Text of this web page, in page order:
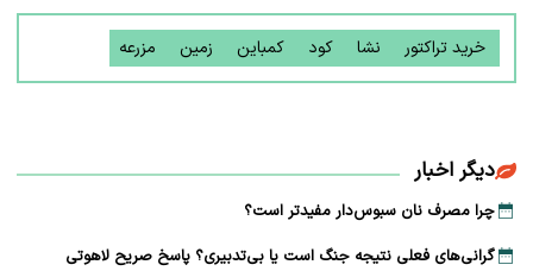
خرید تراکتور نشا کود کمباین زمین مزرعه
دیگر اخبار
چرا مصرف نان سبوس‌دار مفیدتر است؟
گرانی‌های فعلی نتیجه جنگ است یا بی‌تدبیری؟ پاسخ صریح لاهوتی